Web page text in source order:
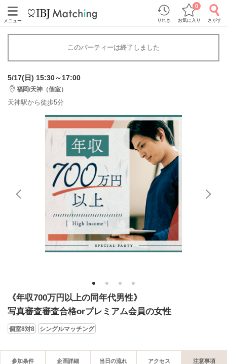
メニュー りれき お気に入り
0
さがす
このパーティーは終了しました
5/17(日) 15:30～17:00
福岡/天神（個室）
天神駅から徒歩5分
1 2 3 4
《年収700万円以上の同年代男性》
写真審査審査合格orプレミアム会員の女性
個室8対8 シングルマッチング
参加条件 企画詳細 当日の流れ アクセス 注意事項